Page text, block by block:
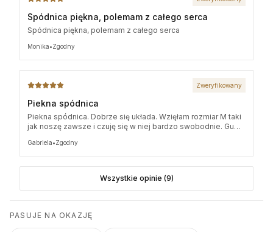
XL 97 cm 41 cm x 2
Spódnica piękna, polemam z całego serca
Spódnica piękna, polemam z całego serca
Monika•Zgodny
Zweryfikowany
Piekna spódnica
Piekna spódnica. Dobrze się układa. Wzięłam rozmiar M taki
jak noszę zawsze i czuję się w niej bardzo swobodnie. Guma
Gabriela•Zgodny
Wszystkie opinie (9)
PASUJE NA OKAZJĘ